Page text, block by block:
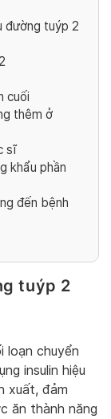
đường tuýp 2
cuối
thêm ở
sĩ
khẩu phần
đến bệnh
tuýp 2
loạn chuyển
insulin hiệu
xuất, đảm
ăn thành năng